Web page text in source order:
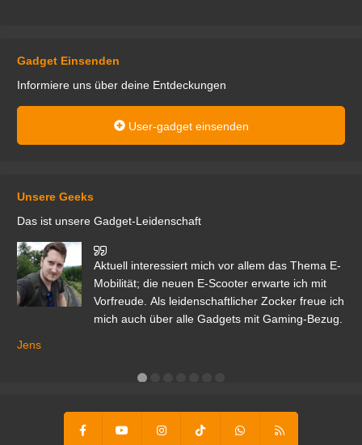
Gadget Einsenden
Informiere uns über deine Entdeckungen
User-gadget einsenden
Unsere Geeks
Das ist unsere Gadget-Leidenschaft
Aktuell interessiert mich vor allem das Thema E-
Mobilität; die neuen E-Scooter erwarte ich mit
Vorfreude. Als leidenschaftlicher Zocker freue ich
mich auch über alle Gadgets mit Gaming-Bezug.
Jens